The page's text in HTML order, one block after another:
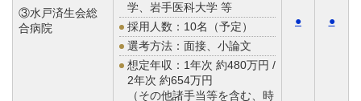
③水戸済生会総
合病院
学、岩手医科大学 等
採用人数：10名（予定）
選考方法：面接、小論文
想定年収： 1年次 約480万円 /
2年次 約654万円
（その他諸手当等を含む、時
● ●